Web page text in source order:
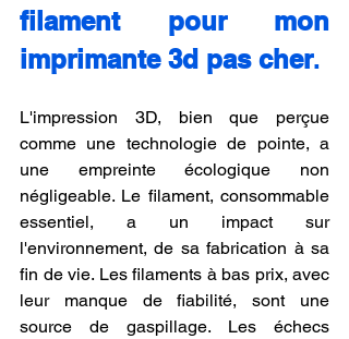
filament pour mon
imprimante 3d pas cher.
L'impression 3D, bien que perçue
comme une technologie de pointe, a
une empreinte écologique non
négligeable. Le filament, consommable
essentiel, a un impact sur
l'environnement, de sa fabrication à sa
fin de vie. Les filaments à bas prix, avec
leur manque de fiabilité, sont une
source de gaspillage. Les échecs